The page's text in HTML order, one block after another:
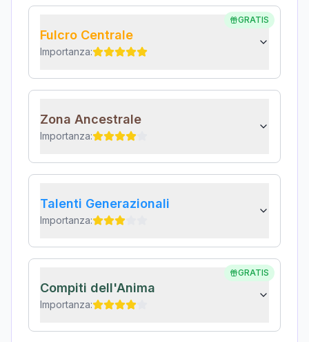
GRATIS
Fulcro Centrale
Importanza:
Zona Ancestrale
Importanza:
Talenti Generazionali
Importanza:
GRATIS
Compiti dell'Anima
Importanza: